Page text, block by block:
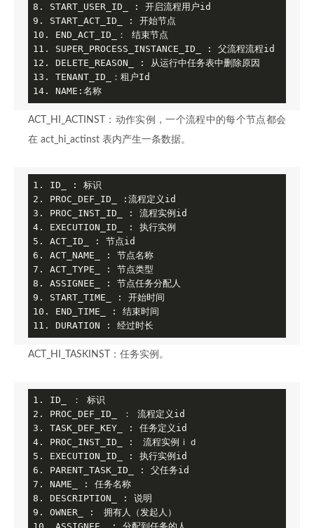
8. START_USER_ID_ : 开启流程用户id
9. START_ACT_ID_ : 开始节点
10. END_ACT_ID_： 结束节点
11. SUPER_PROCESS_INSTANCE_ID_ : 父流程流程id
12. DELETE_REASON_ : 从运行中任务表中删除原因
13. TENANT_ID_：租户Id
14. NAME:名称
ACT_HI_ACTINST：动作实例，一个流程中的每个节点都会
在 act_hi_actinst 表内产生一条数据。
1. ID_ : 标识
2. PROC_DEF_ID_ :流程定义id
3. PROC_INST_ID_ : 流程实例id
4. EXECUTION_ID_ : 执行实例
5. ACT_ID_ : 节点id
6. ACT_NAME_ : 节点名称
7. ACT_TYPE_ : 节点类型
8. ASSIGNEE_ : 节点任务分配人
9. START_TIME_ : 开始时间
10. END_TIME_ : 结束时间
ACT_HI_TASKINST：任务实例。
1. ID_ ： 标识
2. PROC_DEF_ID_ ： 流程定义id
3. TASK_DEF_KEY_ : 任务定义id
4. PROC_INST_ID_ :　流程实例ｉｄ
5. EXECUTION_ID_ : 执行实例id
6. PARENT_TASK_ID_ : 父任务id
7. NAME_ : 任务名称
8. DESCRIPTION_ : 说明
9. OWNER_ :　拥有人（发起人）